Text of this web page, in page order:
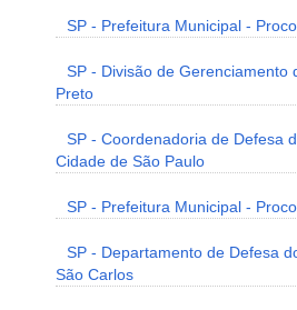
SP - Prefeitura Municipal -
SP - Divisão de Gerenciamento
Preto
SP - Coordenadoria de Defesa
Cidade de São Paulo
SP - Prefeitura Municipal -
SP - Departamento de Defesa
São Carlos